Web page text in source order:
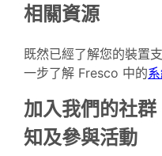
相關資源
既然已經了解您的裝置
一步了解 Fresco 中的
加入我們的社
知及參與活動